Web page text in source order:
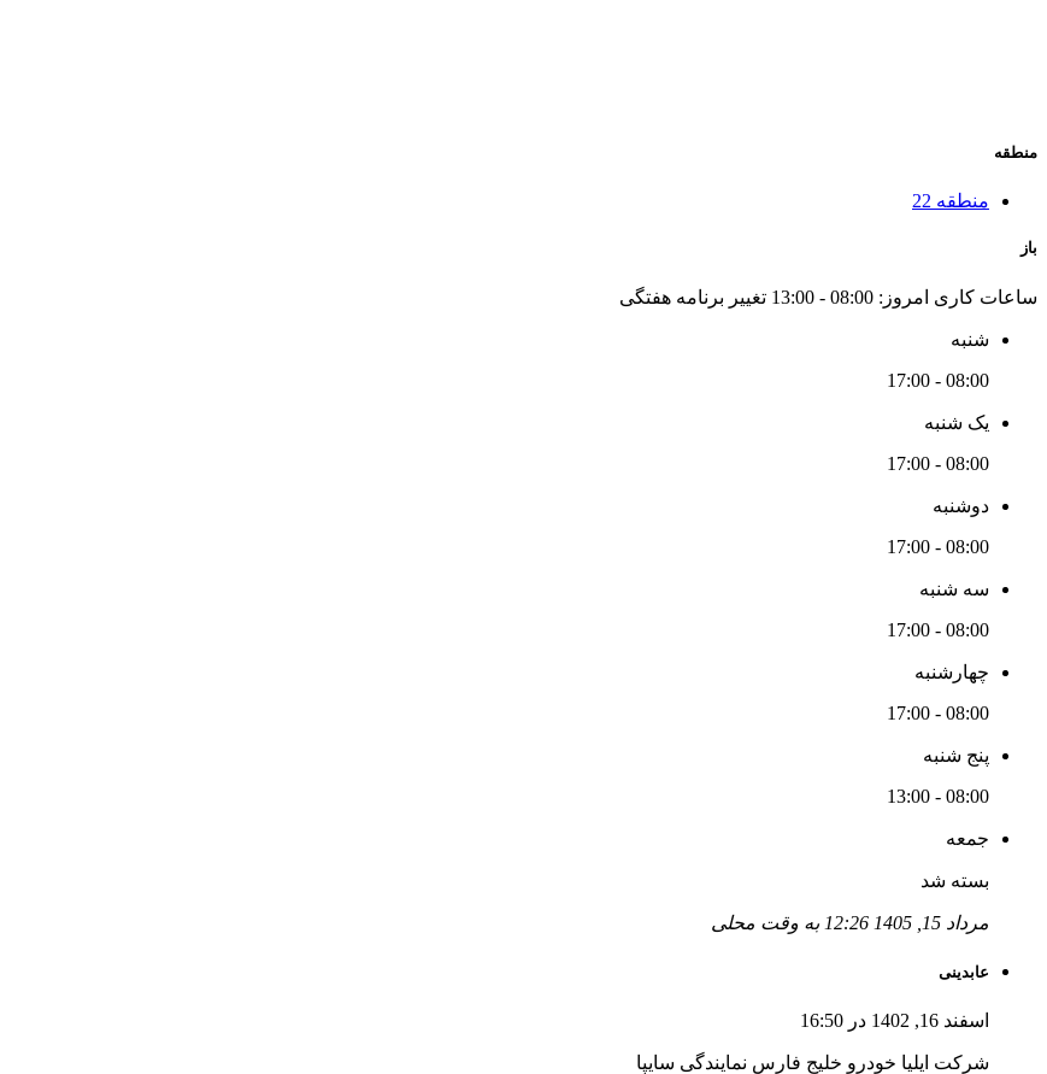
منطقه
منطقه 22
باز
ساعات کاری امروز: 08:00 - 13:00 تغییر برنامه هفتگی
شنبه
08:00 - 17:00
یک شنبه
08:00 - 17:00
دوشنبه
08:00 - 17:00
سه شنبه
08:00 - 17:00
چهارشنبه
08:00 - 17:00
پنج شنبه
08:00 - 13:00
جمعه
بسته شد
مرداد 15, 1405 12:26 به وقت محلی
عابدینی
اسفند 16, 1402 در 16:50
شرکت ایلیا خودرو خلیج فارس نمایندگی سایپا